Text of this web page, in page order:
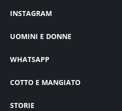
INSTAGRAM
UOMINI E DONNE
WHATSAPP
COTTO E MANGIATO
STORIE